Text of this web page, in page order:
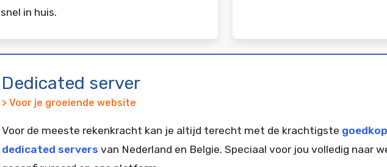
snel in huis.
Dedicated server
> Voor je groeiende website
Voor de meeste rekenkracht kan je altijd terecht met de krachtigste
dedicated servers van Nederland en Belgie. Speciaal voor jou volledig naar